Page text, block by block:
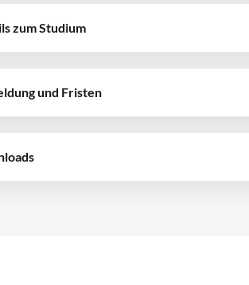
zum Studium
und Fristen